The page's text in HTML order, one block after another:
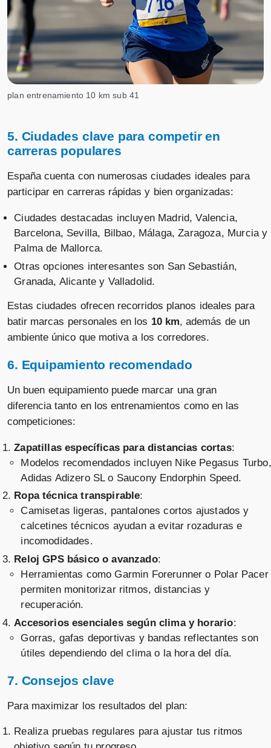
plan entrenamiento 10 km sub 41
5. Ciudades clave para competir en
carreras populares
España cuenta con numerosas ciudades ideales para
participar en carreras rápidas y bien organizadas:
Ciudades destacadas incluyen Madrid, Valencia,
Barcelona, Sevilla, Bilbao, Málaga, Zaragoza, Murcia y
Palma de Mallorca.
Otras opciones interesantes son San Sebastián,
Granada, Alicante y Valladolid.
Estas ciudades ofrecen recorridos planos ideales para
batir marcas personales en los 10 km, además de un
ambiente único que motiva a los corredores.
6. Equipamiento recomendado
Un buen equipamiento puede marcar una gran
diferencia tanto en los entrenamientos como en las
competiciones:
Zapatillas específicas para distancias cortas:
Modelos recomendados incluyen Nike Pegasus Turbo,
Adidas Adizero SL o Saucony Endorphin Speed.
Ropa técnica transpirable:
Camisetas ligeras, pantalones cortos ajustados y
calcetines técnicos ayudan a evitar rozaduras e
incomodidades.
Reloj GPS básico o avanzado:
Herramientas como Garmin Forerunner o Polar Pacer
permiten monitorizar ritmos, distancias y
recuperación.
Accesorios esenciales según clima y horario:
Gorras, gafas deportivas y bandas reflectantes son
útiles dependiendo del clima o la hora del día.
7. Consejos clave
Para maximizar los resultados del plan:
Realiza pruebas regulares para ajustar tus ritmos